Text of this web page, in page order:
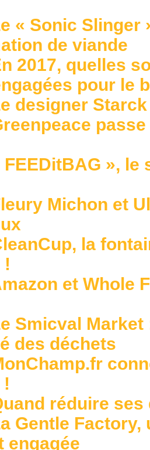
« Sonic Slinger
de viande
2017, quelles
pour le
designer
FEEDitBAG », le
Michon et
la
!
et Whole
Smicval
des déchets
!
réduire
Gentle
engagée